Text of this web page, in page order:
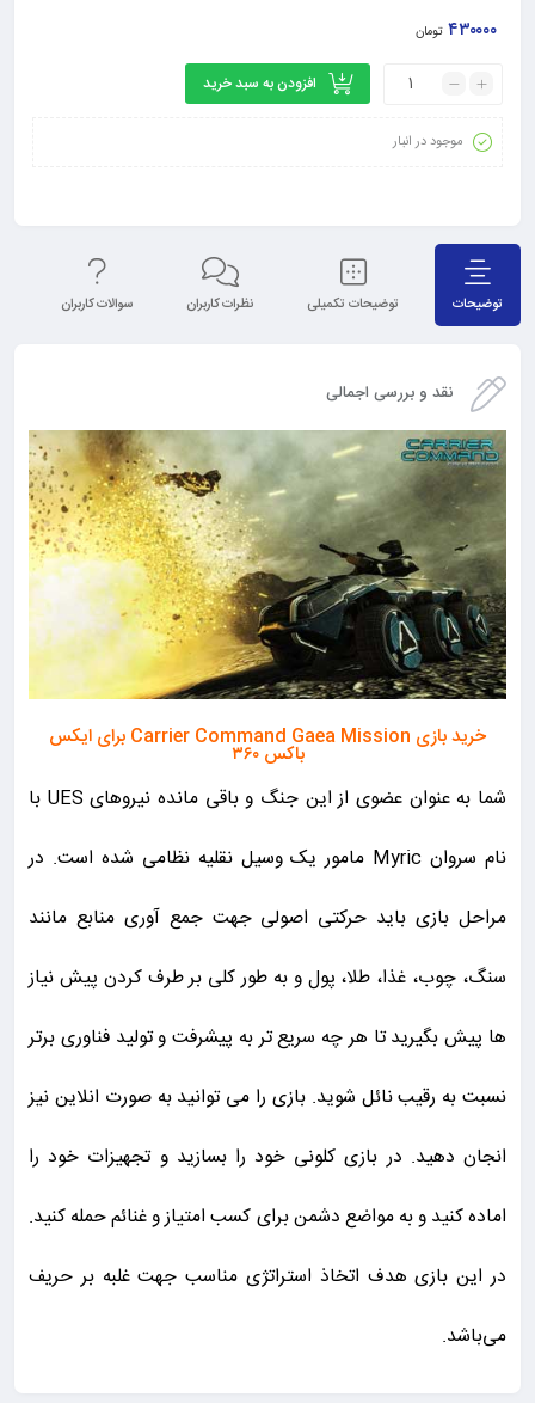
۴۳۰۰۰۰ تومان
افزودن به سبد خرید
موجود در انبار
توضیحات توضیحات تکمیلی نظرات کاربران سوالات کاربران
نقد و بررسی اجمالی
خرید بازی Carrier Command Gaea Mission برای ایکس
باکس ۳۶۰
شما به عنوان عضوی از این جنگ و باقی مانده نیروهای UES با
نام سروان Myric مامور یک وسیل نقلیه نظامی شده است. در
مراحل بازی باید حرکتی اصولی جهت جمع آوری منابع مانند
سنگ، چوب، غذا، طلا، پول و به طور کلی بر طرف کردن پیش نیاز
ها پیش بگیرید تا هر چه سریع تر به پیشرفت و تولید فناوری برتر
نسبت به رقیب نائل شوید. بازی را می توانید به صورت انلاین نیز
انجان دهید. در بازی کلونی خود را بسازید و تجهیزات خود را
اماده کنید و به مواضع دشمن برای کسب امتیاز و غنائم حمله کنید.
در این بازی هدف اتخاذ استراتژی مناسب جهت غلبه بر حریف
می‌باشد.